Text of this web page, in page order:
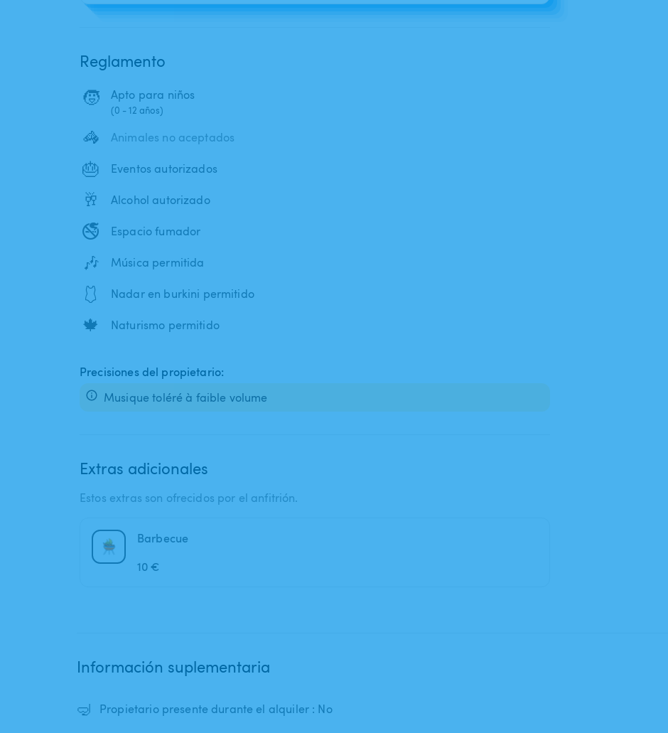
Reglamento
🧒 Apto para niños
(0 - 12 años)
🦓 Animales no aceptados
🎂 Eventos autorizados
🥂 Alcohol autorizado
🚭 Espacio fumador
🎶 Música permitida
🩱 Nadar en burkini permitido
🍁 Naturismo permitido
Precisiones del propietario:
Musique toléré à faible volume
Extras adicionales
Estos extras son ofrecidos por el anfitrión.
Barbecue
10 €
Información suplementaria
🤿 Propietario presente durante el alquiler : No